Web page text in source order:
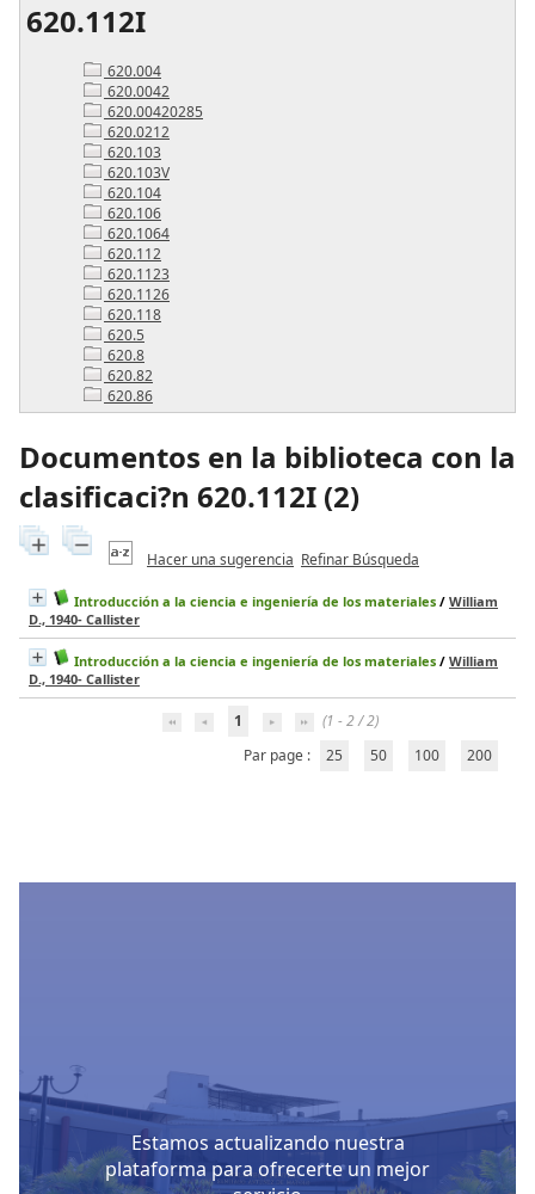
620.112I
620.004
620.0042
620.00420285
620.0212
620.103
620.103V
620.104
620.106
620.1064
620.112
620.1123
620.1126
620.118
620.5
620.8
620.82
620.86
Documentos en la biblioteca con la
clasificaci?n 620.112I (2)
Hacer una sugerencia Refinar Búsqueda
Introducción a la ciencia e ingeniería de los materiales / William
D., 1940- Callister
Introducción a la ciencia e ingeniería de los materiales / William
D., 1940- Callister
1
(1 - 2 / 2)
Par page :
25 50 100 200
Estamos actualizando nuestra
plataforma para ofrecerte un mejor